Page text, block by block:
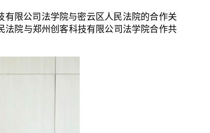
限公司法学院与密云区人民法院的合作关
院与郑州创客科技有限公司法学院合作共